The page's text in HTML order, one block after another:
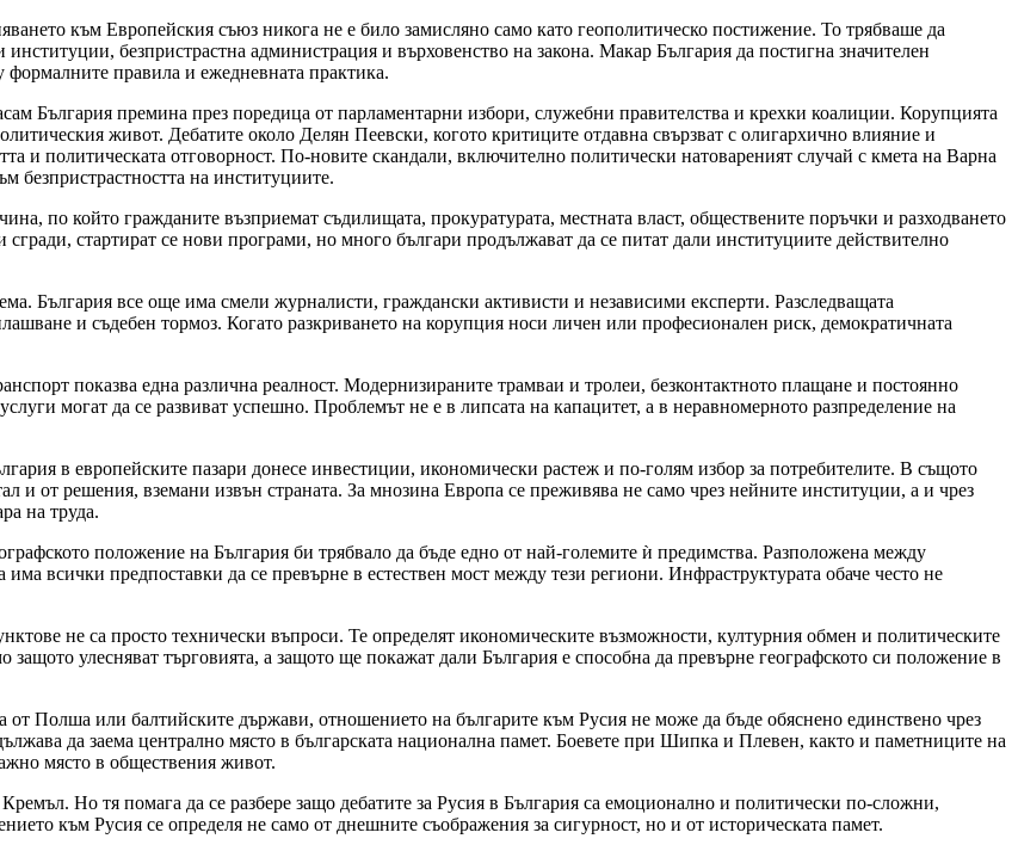
към Европейския съюз никога не е било замисляно само като геополитическо постижение. То трябваше да
безпристрастна администрация и върховенство на закона. Макар България да постигна значителен
правила и ежедневната практика.
България премина през поредица от парламентарни избори, служебни правителства и крехки коалиции. Корупцията
живот. Дебатите около Делян Пеевски, когото критиците отдавна свързват с олигархично влияние и
и политическата отговорност. По-новите скандали, включително политически натовареният случай с кмета на Варна
безпристрастността на институциите.
по който гражданите възприемат съдилищата, прокуратурата, местната власт, обществените поръчки и разходването
стартират се нови програми, но много българи продължават да се питат дали институциите действително
България все още има смели журналисти, граждански активисти и независими експерти. Разследващата
и съдебен тормоз. Когато разкриването на корупция носи личен или професионален риск, демократичната
показва една различна реалност. Модернизираните трамваи и тролеи, безконтактното плащане и постоянно
могат да се развиват успешно. Проблемът не е в липсата на капацитет, а в неравномерното разпределение на
в европейските пазари донесе инвестиции, икономически растеж и по-голям избор за потребителите. В същото
и от решения, вземани извън страната. За мнозина Европа се преживява не само чрез нейните институции, а и чрез
на труда.
положение на България би трябвало да бъде едно от най-големите ѝ предимства. Разположена между
всички предпоставки да се превърне в естествен мост между тези региони. Инфраструктурата обаче често не
не са просто технически въпроси. Те определят икономическите възможности, културния обмен и политическите
улесняват търговията, а защото ще покажат дали България е способна да превърне географското си положение в
от Полша или балтийските държави, отношението на българите към Русия не може да бъде обяснено единствено чрез
да заема централно място в българската национална памет. Боевете при Шипка и Плевен, както и паметниците на
място в обществения живот.
Но тя помага да се разбере защо дебатите за Русия в България са емоционално и политически по-сложни,
към Русия се определя не само от днешните съображения за сигурност, но и от историческата памет.